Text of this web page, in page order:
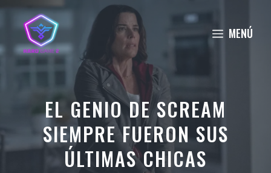
Saltar
contenido
MENÚ
EL GENIO DE SCREAM
SIEMPRE FUERON SUS
ÚLTIMAS CHICAS